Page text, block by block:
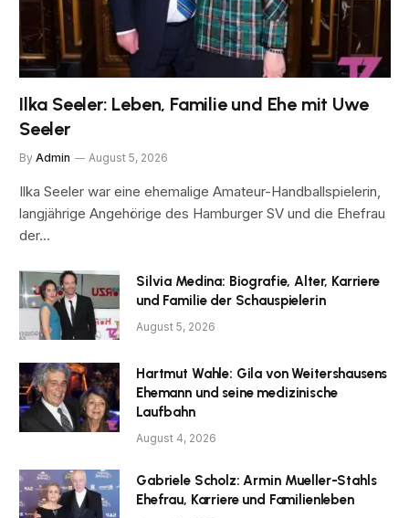
Ilka Seeler: Leben, Familie und Ehe mit Uwe
Seeler
By Admin August 5, 2026
Ilka Seeler war eine ehemalige Amateur-Handballspielerin,
langjährige Angehörige des Hamburger SV und die Ehefrau
der…
Silvia Medina: Biografie, Alter, Karriere
und Familie der Schauspielerin
August 5, 2026
Hartmut Wahle: Gila von Weitershausens
Ehemann und seine medizinische
Laufbahn
August 4, 2026
Gabriele Scholz: Armin Mueller-Stahls
Ehefrau, Karriere und Familienleben